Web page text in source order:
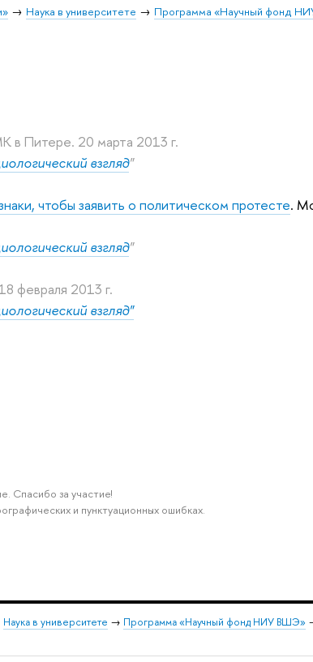
Наука в университете Программа «Научный фонд
в Питере. 20 марта 2013 г.
взгляд"
чтобы заявить о политическом протесте.
взгляд"
февраля 2013 г.
взгляд"
Спасибо за участие!
и пунктуационных ошибках.
Наука в университете → Программа «Научный фонд НИУ ВШЭ»